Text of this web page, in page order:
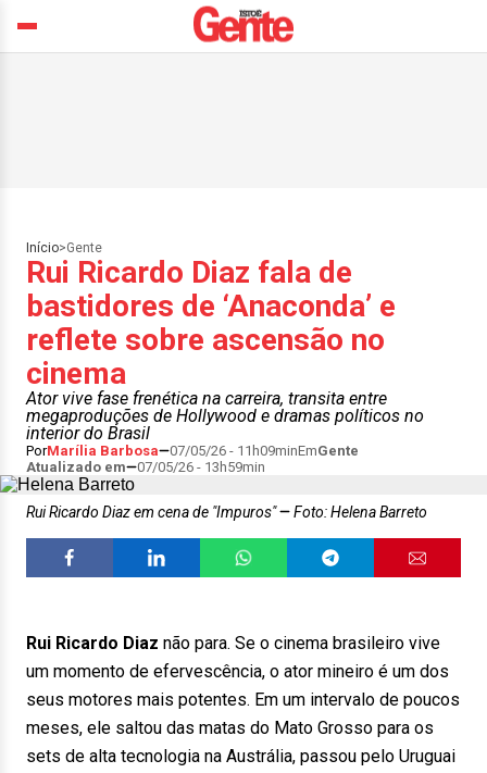
Início>Gente
Rui Ricardo Diaz fala de
bastidores de ‘Anaconda’ e
reflete sobre ascensão no
cinema
Ator vive fase frenética na carreira, transita entre
megaproduções de Hollywood e dramas políticos no
interior do Brasil
PorMarília Barbosa 07/05/26 - 11h09minEmGente
Atualizado em
07/05/26 - 13h59min
Rui Ricardo Diaz em cena de "Impuros" Foto: Helena Barreto
Rui Ricardo Diaz não para. Se o cinema brasileiro vive
um momento de efervescência, o ator mineiro é um dos
seus motores mais potentes. Em um intervalo de poucos
meses, ele saltou das matas do Mato Grosso para os
sets de alta tecnologia na Austrália, passou pelo Uruguai